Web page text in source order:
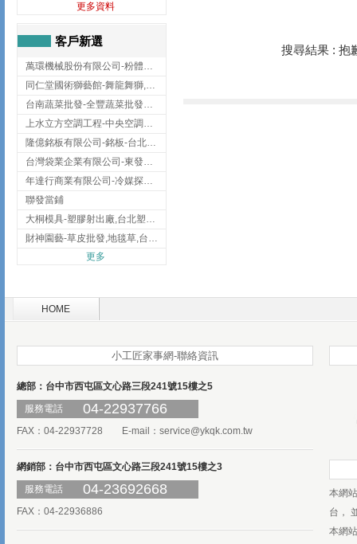
更多資料
客戶新選
萬環機械股份有限公司-粉體塗裝設備,輸送機,輸送機設備,台南輸送機
同仁堂國術獅藝館-舞龍舞獅,台中舞龍舞獅
台南蔬菜批發-全豐蔬菜批發專送/台南蔬菜箱宅配到府
上水立方空調工程-中央空調規劃,台北中央空調規劃
隆億銘板有限公司-銘板-台北銘板-板橋銘板
台灣袋業企業有限公司-東發企業社/台中太空袋/太空包
年達行商業有限公司-冷媒探漏儀,壓力錶組,真空泵浦,台北冷凍空調材料
聯發當鋪
大桐模具-塑膠射出廠,台北塑膠射出廠
財神園藝-草皮批發,地毯草,台北草,彰化地毯草,彰化台北草
更多
搜尋結果 : 抱
HOME
小工匠家事網-聯絡資訊
總部：台中市西屯區文心路三段241號15樓之5
服務電話
04-22937766
FAX：04-22937728 E-mail： service@ykqk.com.tw
網銷部：台中市西屯區文心路三段241號15樓之3
服務電話
04-23692668
FAX：04-22936886
本網
台，
本網